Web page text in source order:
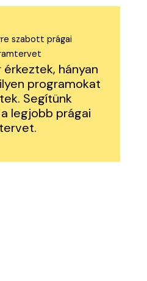
szabott prágai
hányan
programokat
Segítünk
legjobb prágai